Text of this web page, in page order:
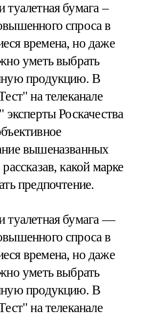
туалетная бумага –
спроса в
времена, но даже
уметь выбрать
продукцию. В
на телеканале
эксперты Роскачества
вышеназванных
какой марке
предпочтение.
туалетная бумага —
спроса в
времена, но даже
уметь выбрать
продукцию. В
на телеканале